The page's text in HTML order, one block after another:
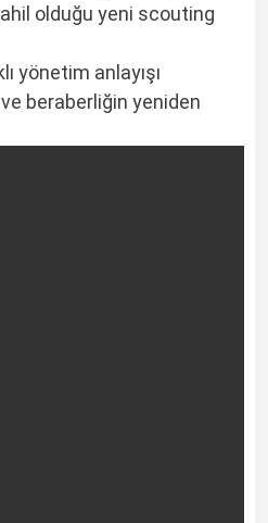
olduğu yeni scouting
yönetim anlayışı
beraberliğin yeniden